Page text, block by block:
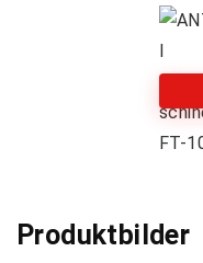
Produktbilder